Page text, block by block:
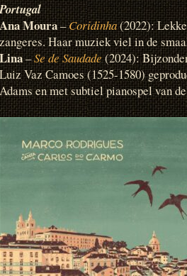
Portugal
Ana Moura–Coridinha(2022):
zangeres. Haar muziek viel in de
Lina–Se de Saudade(2024):
Luiz Vaz Camoes (1525-1580)
Adams en met subtiel pianospel van